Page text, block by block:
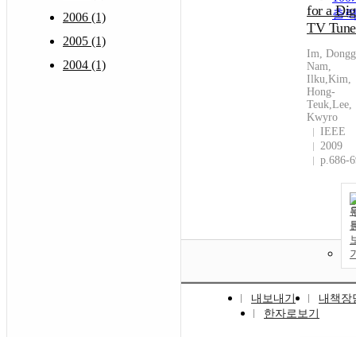
2006 (1)
2005 (1)
2004 (1)
출
for a
TV
Im,
Nam,
Ilku,Kim,
Hong-
Teuk,Lee,
Kwyro
IEEE
2009
p.686-
내보내기
내책장
한자로보기